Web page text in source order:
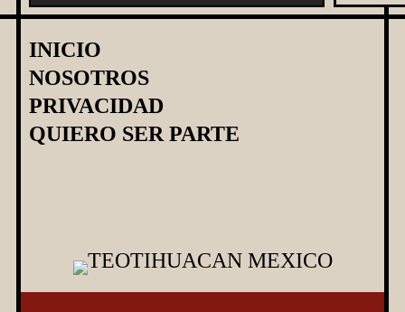
s
c
a
r
INICIO
NOSOTROS
PRIVACIDAD
QUIERO SER PARTE